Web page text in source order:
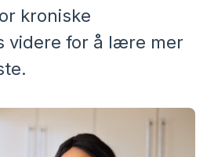
kroniske
videre for å lære mer